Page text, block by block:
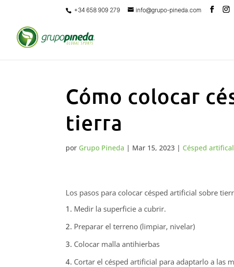
+34 658 909 279 info@grupo-pineda.com
Cómo colocar
tierra
por Grupo Pineda | Mar 15, 2023 | Césped artifical
Los pasos para colocar césped artificial sobre
Medir la superficie a cubrir.
Preparar el terreno (limpiar, nivelar)
Colocar malla antihierbas
Cortar el césped artificial para adaptarlo a las